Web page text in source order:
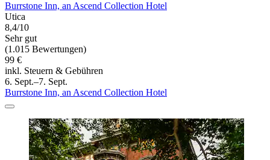
Burrstone Inn, an Ascend Collection Hotel
Utica
8,4/10
Sehr gut
(1.015 Bewertungen)
99 €
inkl. Steuern & Gebühren
6. Sept.–7. Sept.
Burrstone Inn, an Ascend Collection Hotel